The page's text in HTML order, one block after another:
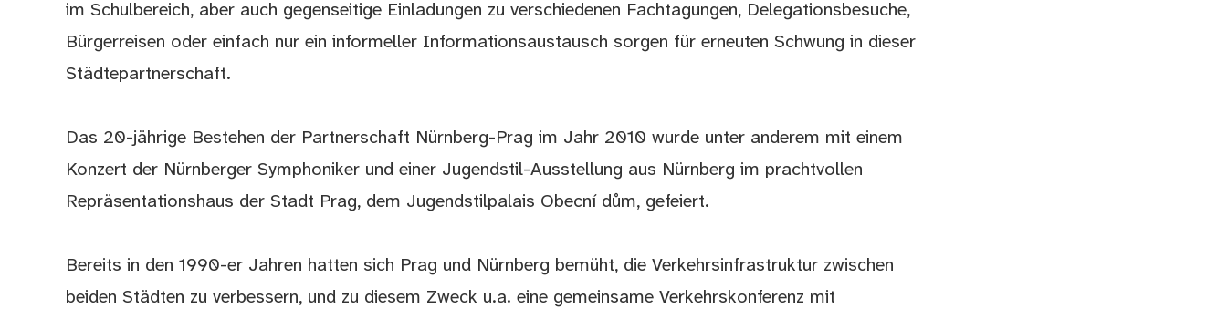
im Schulbereich, aber auch gegenseitige Einladungen zu verschiedenen Fachtagungen, Delegationsbesuche,
Bürgerreisen oder einfach nur ein informeller Informationsaustausch sorgen für erneuten Schwung in dieser
Städtepartnerschaft.
Das 20-jährige Bestehen der Partnerschaft Nürnberg-Prag im Jahr 2010 wurde unter anderem mit einem
Konzert der Nürnberger Symphoniker und einer Jugendstil-Ausstellung aus Nürnberg im prachtvollen
Repräsentationshaus der Stadt Prag, dem Jugendstilpalais Obecní dům, gefeiert.
Bereits in den 1990-er Jahren hatten sich Prag und Nürnberg bemüht, die Verkehrsinfrastruktur zwischen
beiden Städten zu verbessern, und zu diesem Zweck u.a. eine gemeinsame Verkehrskonferenz mit